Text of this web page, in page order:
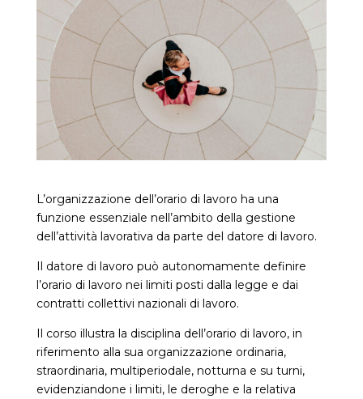
L’organizzazione dell’orario di lavoro ha una
funzione essenziale nell’ambito della gestione
dell’attività lavorativa da parte del datore di lavoro.
Il datore di lavoro può autonomamente definire
l’orario di lavoro nei limiti posti dalla legge e dai
contratti collettivi nazionali di lavoro.
Il corso illustra la disciplina dell’orario di lavoro, in
riferimento alla sua organizzazione ordinaria,
straordinaria, multiperiodale, notturna e su turni,
evidenziandone i limiti, le deroghe e la relativa